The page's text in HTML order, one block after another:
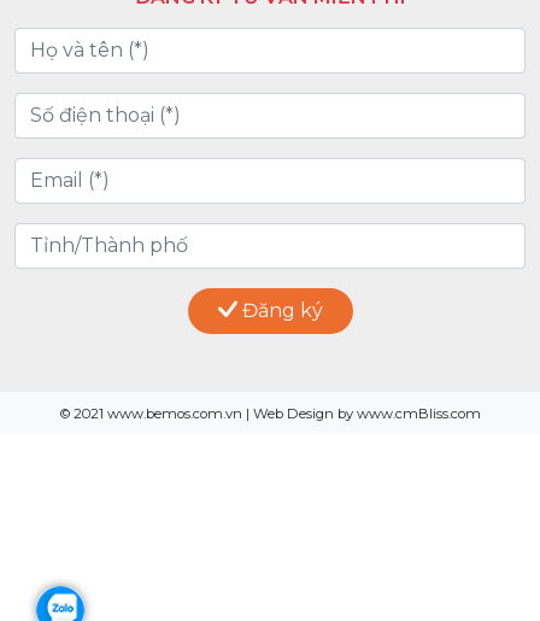
Đăng ký
© 2021 www.bemos.com.vn | Web Design by www.cmBliss.com